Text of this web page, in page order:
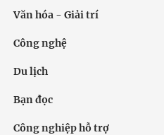
Văn hóa - Giải trí
Công nghệ
Du lịch
Bạn đọc
Công nghiệp hỗ trợ